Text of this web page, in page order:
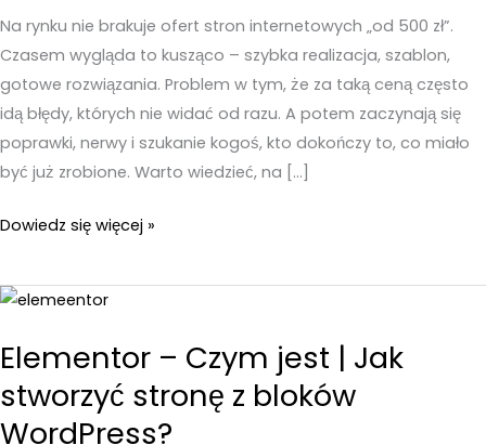
Na rynku nie brakuje ofert stron internetowych „od 500 zł”.
Czasem wygląda to kusząco – szybka realizacja, szablon,
gotowe rozwiązania. Problem w tym, że za taką ceną często
idą błędy, których nie widać od razu. A potem zaczynają się
poprawki, nerwy i szukanie kogoś, kto dokończy to, co miało
być już zrobione. Warto wiedzieć, na […]
Tworzenie
–
Jak
uniknąć
„tanich
fuszerek”?
Dowiedz się więcej »
Elementor – Czym jest | Jak
stworzyć stronę z bloków
WordPress?